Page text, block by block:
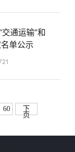
通运输”和
单公示
60
下
页